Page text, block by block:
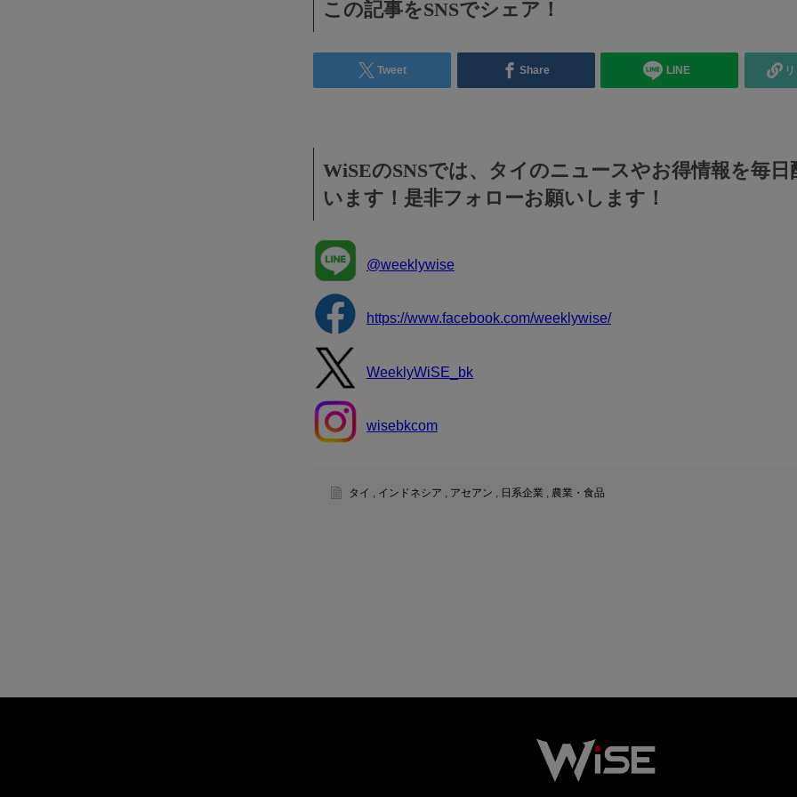
この記事をSNSでシェア！
Tweet Share LINE
WiSEのSNSでは、タイのニュースやお得情報を毎日
います！是非フォローお願いします！
@weeklywise
https://www.facebook.com/weeklywise/
WeeklyWiSE_bk
wisebkcom
タイ , インドネシア , アセアン , 日系企業 , 農業・食品